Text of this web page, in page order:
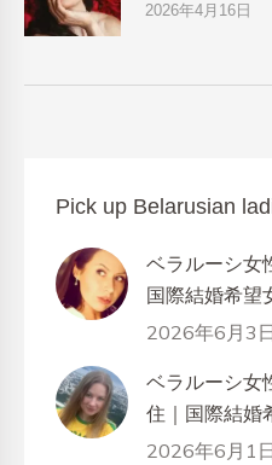
2026年4月16日
Pick up Belarusian
ベラルーシ女
国際結婚希望
2026年6月3日
ベラルーシ女
住｜国際結婚
2026年6月1日